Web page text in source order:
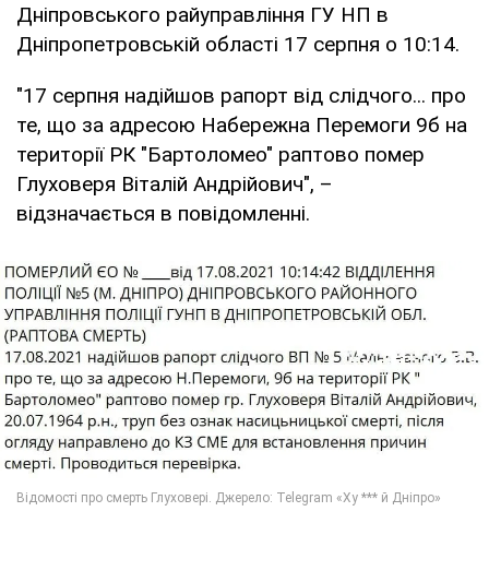
Дніпровського райуправління ГУ НП в
Дніпропетровській області 17 серпня о 10:14.
"17 серпня надійшов рапорт від слідчого... про
те, що за адресою Набережна Перемоги 9б на
території РК "Бартоломео" раптово помер
Глуховеря Віталій Андрійович", –
відзначається в повідомленні.